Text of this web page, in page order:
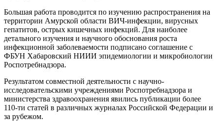
Большая работа проводится по изучению распространения на
территории Амурской области ВИЧ-инфекции, вирусных
гепатитов, острых кишечных инфекций. Для наиболее
детального изучения и научного обоснования роста
инфекционной заболеваемости подписано соглашение с
ФБУН Хабаровский НИИИ эпидемиологии и микробиологии
Роспотребнадзора.
Результатом совместной деятельности с научно-
исследовательскими учреждениями Роспотребнадзора и
министерства здравоохранения явились публикации более
110-ти статей в различных журналах Российской Федерации и
за рубежом.